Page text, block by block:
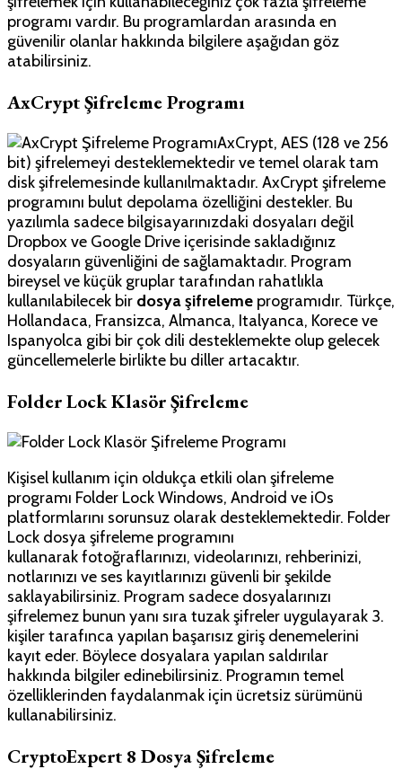
programı vardır. Bu programlardan arasında en
güvenilir olanlar hakkında bilgilere aşağıdan göz
atabilirsiniz.
AxCrypt Şifreleme Programı
AxCrypt, AES (128 ve 256
bit) şifrelemeyi desteklemektedir ve temel olarak tam
disk şifrelemesinde kullanılmaktadır. AxCrypt şifreleme
programını bulut depolama özelliğini destekler. Bu
yazılımla sadece bilgisayarınızdaki dosyaları değil
Dropbox ve Google Drive içerisinde sakladığınız
dosyaların güvenliğini de sağlamaktadır. Program
bireysel ve küçük gruplar tarafından rahatlıkla
kullanılabilecek bir dosya şifreleme programıdır. Türkçe,
Hollandaca, Fransizca, Almanca, Italyanca, Korece ve
Ispanyolca gibi bir çok dili desteklemekte olup gelecek
güncellemelerle birlikte bu diller artacaktır.
Folder Lock Klasör Şifreleme
Kişisel kullanım için oldukça etkili olan şifreleme
programı Folder Lock Windows, Android ve iOs
platformlarını sorunsuz olarak desteklemektedir. Folder
Lock dosya şifreleme programını
kullanarak fotoğraflarınızı, videolarınızı, rehberinizi,
notlarınızı ve ses kayıtlarınızı güvenli bir şekilde
saklayabilirsiniz. Program sadece dosyalarınızı
şifrelemez bunun yanı sıra tuzak şifreler uygulayarak 3.
kişiler tarafınca yapılan başarısız giriş denemelerini
kayıt eder. Böylece dosyalara yapılan saldırılar
hakkında bilgiler edinebilirsiniz. Programın temel
özelliklerinden faydalanmak için ücretsiz sürümünü
kullanabilirsiniz.
CryptoExpert 8 Dosya Şifreleme